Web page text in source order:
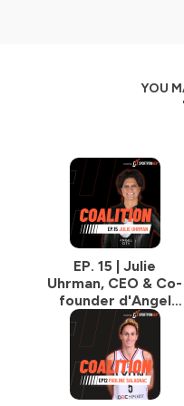
pour
YOU
EP. 15 | Julie
Uhrman, CEO & Co-
founder d'Angel
City FC : investir
dans le sport
féminin comme on
investit dans une
marque mondiale